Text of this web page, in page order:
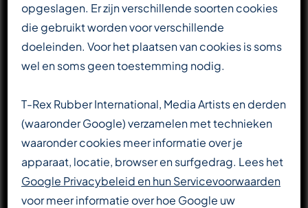
UW INTERNATIONALE
PARTNER IN DE
Totaalleverancier voor de transportbandenindustrie
DOWNLOAD CATALOGUS
opgeslagen. Er zijn verschillende soorten cookies
die gebruikt worden voor verschillende
doeleinden. Voor het plaatsen van cookies is soms
wel en soms geen toestemming nodig.
T-Rex Rubber International, Media Artists en derden
(waaronder Google) verzamelen met technieken
waaronder cookies meer informatie over je
apparaat, locatie, browser en surfgedrag. Lees het
Google Privacybeleid en hun Servicevoorwaarden
voor meer informatie over hoe Google uw